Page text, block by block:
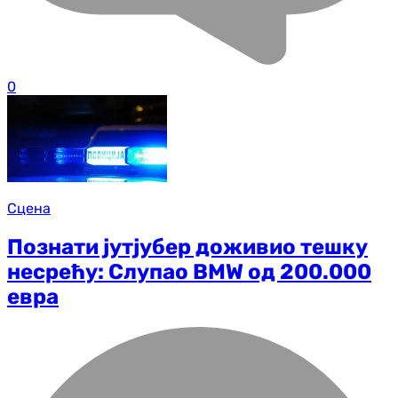
0
Сцена
Познати јутјубер доживио тешку
несрећу: Слупао BMW од 200.000
евра